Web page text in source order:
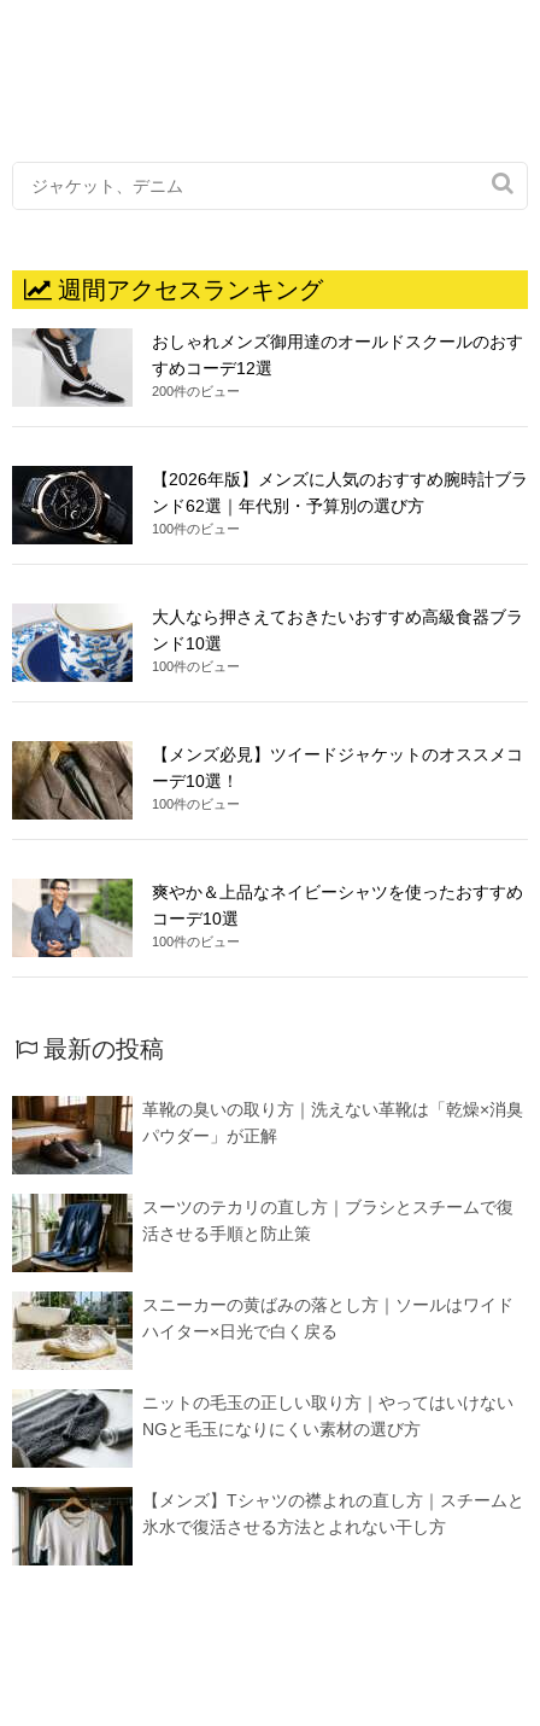

週間アクセスランキング
おしゃれメンズ御用達のオールドスクールのおす
すめコーデ12選
200件のビュー
【2026年版】メンズに人気のおすすめ腕時計ブラ
ンド62選｜年代別・予算別の選び方
100件のビュー
大人なら押さえておきたいおすすめ高級食器ブラ
ンド10選
100件のビュー
【メンズ必見】ツイードジャケットのオススメコ
ーデ10選！
100件のビュー
爽やか＆上品なネイビーシャツを使ったおすすめ
コーデ10選
100件のビュー
最新の投稿
革靴の臭いの取り方｜洗えない革靴は「乾燥×消臭
パウダー」が正解
スーツのテカリの直し方｜ブラシとスチームで復
活させる手順と防止策
スニーカーの黄ばみの落とし方｜ソールはワイド
ハイター×日光で白く戻る
ニットの毛玉の正しい取り方｜やってはいけない
NGと毛玉になりにくい素材の選び方
【メンズ】Tシャツの襟よれの直し方｜スチームと
氷水で復活させる方法とよれない干し方